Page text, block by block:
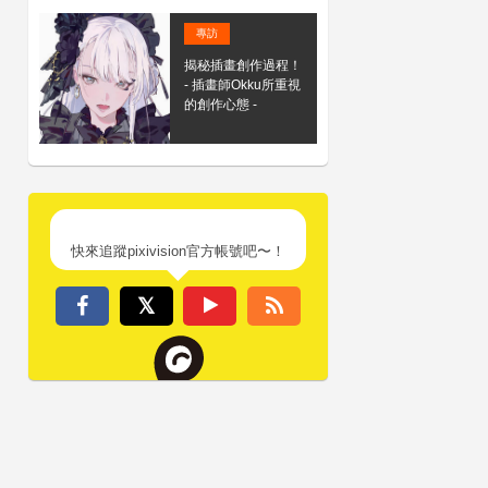
專訪
揭秘插畫創作過程！
- 插畫師Okku所重視
的創作心態 -
快來追蹤pixivision官方帳號吧〜！